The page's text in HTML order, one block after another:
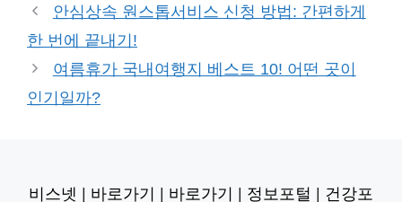
안심상속 원스톱서비스 신청 방법: 간편하게
한 번에 끝내기!
여름휴가 국내여행지 베스트 10! 어떤 곳이
인기일까?
비스넷 바로가기 바로가기 정보포털 건강포